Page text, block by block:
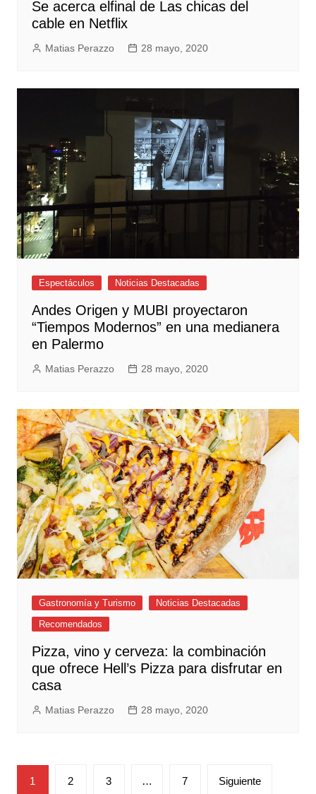
Se acerca elfinal de Las chicas del
cable en Netflix
Matias Perazzo 28 mayo, 2020
Espectáculos Noticias Destacadas
Andes Origen y MUBI proyectaron
“Tiempos Modernos” en una medianera
en Palermo
Matias Perazzo 28 mayo, 2020
Gastronomía y Turismo
Noticias Destacadas
Recomendados
Pizza, vino y cerveza: la combinación
que ofrece Hell’s Pizza para disfrutar en
casa
Matias Perazzo 28 mayo, 2020
Paginación
1 2 3 … 7 Siguiente